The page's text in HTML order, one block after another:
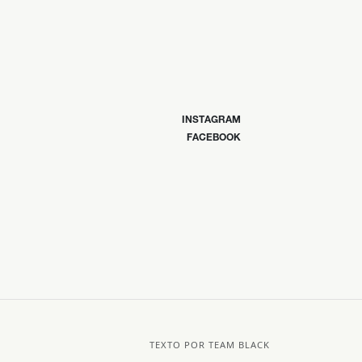
INSTAGRAM
FACEBOOK
TEXTO POR TEAM BLACK